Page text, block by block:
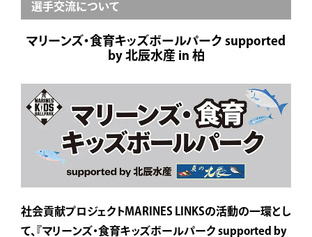
選手交流について
マリーンズ・食育キッズボールパーク supported
by 北辰水産 in 柏
社会貢献プロジェクトMARINES LINKSの活動の一環とし
て、『マリーンズ・食育キッズボールパーク supported by